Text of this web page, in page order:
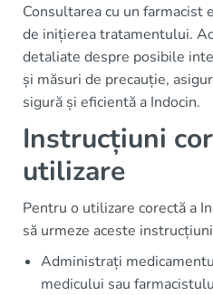
Consultarea cu un farmacist
de inițierea tratamentului.
detaliate despre posibile
și măsuri de precauție,
sigură și eficientă a Indocin.
Instrucțiuni
utilizare
Pentru o utilizare corectă a
să urmeze aceste
Administrați
medicului sau